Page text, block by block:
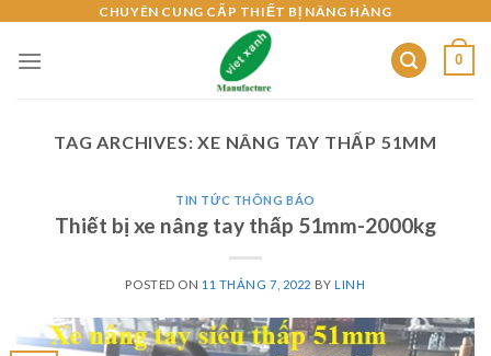
content
CHUYÊN CUNG CẤP THIẾT BỊ NÂNG HÀNG
0
TAG ARCHIVES:XE NÂNG TAY THẤP 51MM
TIN TỨC THÔNG BÁO
Thiết bị xe nâng tay thấp 51mm-2000kg
POSTED ON 11 THÁNG 7, 2022 BYLINH